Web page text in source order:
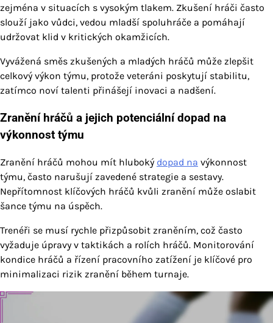
zejména v situacích s vysokým tlakem. Zkušení hráči často
slouží jako vůdci, vedou mladší spoluhráče a pomáhají
udržovat klid v kritických okamžicích.
Vyvážená směs zkušených a mladých hráčů může zlepšit
celkový výkon týmu, protože veteráni poskytují stabilitu,
zatímco noví talenti přinášejí inovaci a nadšení.
Zranění hráčů a jejich potenciální dopad na
výkonnost týmu
Zranění hráčů mohou mít hluboký dopad na výkonnost
týmu, často narušují zavedené strategie a sestavy.
Nepřítomnost klíčových hráčů kvůli zranění může oslabit
šance týmu na úspěch.
Trenéři se musí rychle přizpůsobit zraněním, což často
vyžaduje úpravy v taktikách a rolích hráčů. Monitorování
kondice hráčů a řízení pracovního zatížení je klíčové pro
minimalizaci rizik zranění během turnaje.